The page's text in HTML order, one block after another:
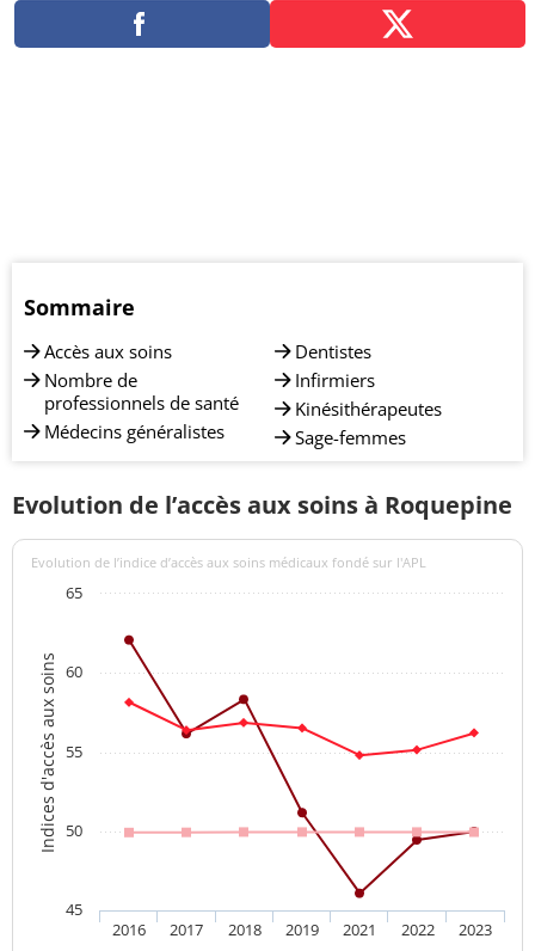
Sommaire
Accès aux soins
Nombre de
professionnels de santé
Médecins généralistes
Dentistes
Infirmiers
Kinésithérapeutes
Sage-femmes
Evolution de l’accès aux soins à Roquepine
Indices d'accès aux soins
Evolution de l’indice d’accès aux soins médicaux fondé sur l'APL
2016 2017 2018 2019 2021 2022 2023
45
50
55
60
65